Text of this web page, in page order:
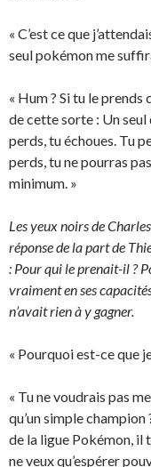
« C’est ce que
seul pokémon me
« Hum ? Si tu le
de cette sorte : Un
perds, tu échoues. Tu
perds, tu ne pourras
minimum. »
Les yeux noirs de
réponse de la part de
: Pour qui le prenait-il ?
vraiment en ses
n’avait rien à y gagner.
« Pourquoi est-ce que
« Tu ne voudrais pas
qu’un simple
de la ligue Pokémon, il
ne veux qu’espérer